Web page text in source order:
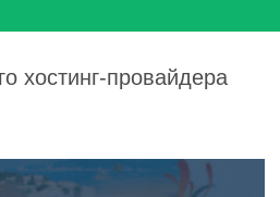
хостинг-провайдера